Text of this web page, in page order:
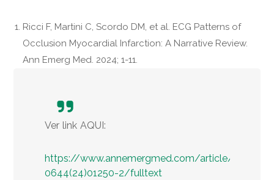
Ricci F, Martini C, Scordo DM, et al. ECG Patterns of
Occlusion Myocardial Infarction: A Narrative Review.
Ann Emerg Med. 2024; 1-11.
Ver link AQUI:
https://www.annemergmed.com/article/S0196-
0644(24)01250-2/fulltext